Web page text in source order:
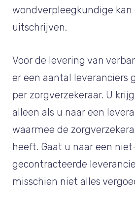
wondverpleegkundige
uitschrijven.
Voor de levering van
er een aantal leveranciers
per zorgverzekeraar. U
alleen als u naar een
waarmee de
heeft. Gaat u naar een
gecontracteerde
misschien niet alles